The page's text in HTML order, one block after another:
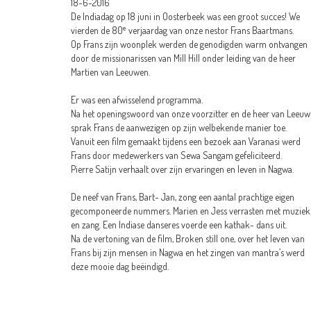
18-6-2016
De Indiadag op 18 juni in Oosterbeek was een groot succes! We
vierden de 80e verjaardag van onze nestor Frans Baartmans.
Op Frans zijn woonplek werden de genodigden warm ontvangen
door de missionarissen van Mill Hill onder leiding van de heer
Martien van Leeuwen.
Er was een afwisselend programma.
Na het openingswoord van onze voorzitter en de heer van
sprak Frans de aanwezigen op zijn welbekende manier toe.
Vanuit een film gemaakt tijdens een bezoek aan Varanasi werd
Frans door medewerkers van Sewa Sangam gefeliciteerd.
Pierre Satijn verhaalt over zijn ervaringen en leven in Nagwa.
De neef van Frans, Bart- Jan, zong een aantal prachtige eigen
gecomponeerde nummers. Marien en Jess verrasten met muziek
en zang. Een Indiase danseres voerde een kathak- dans uit.
Na de vertoning van de film, Broken still one, over het leven van
Frans bij zijn mensen in Nagwa en het zingen van mantra’s werd
deze mooie dag beëindigd.